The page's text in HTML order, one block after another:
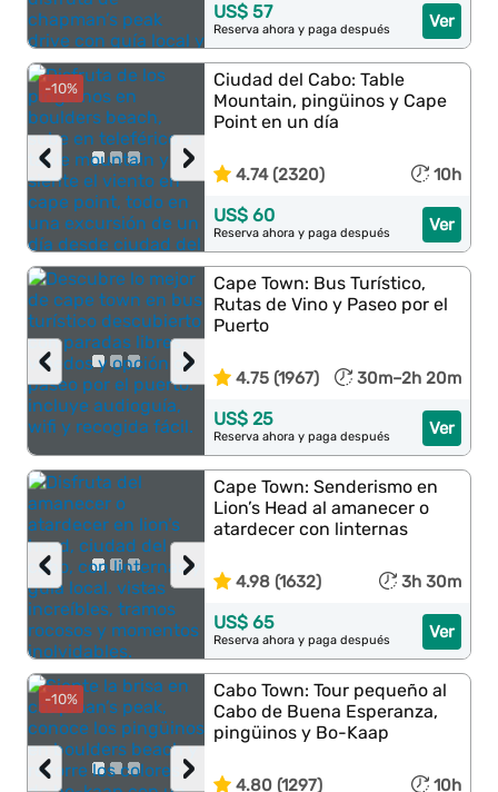
Ver
US$ 57
Reserva ahora y paga después
-10%
›
‹
Ciudad del Cabo: Table
Mountain, pingüinos y Cape
Point en un día
4.74 (2320) 10h
Ver
US$ 60
Reserva ahora y paga después
›
‹
Cape Town: Bus Turístico,
Rutas de Vino y Paseo por el
Puerto
4.75 (1967) 30m–2h 20m
Ver
US$ 25
Reserva ahora y paga después
›
‹
Cape Town: Senderismo en
Lion’s Head al amanecer o
atardecer con linternas
4.98 (1632) 3h 30m
Ver
US$ 65
Reserva ahora y paga después
-10%
›
‹
Cabo Town: Tour pequeño al
Cabo de Buena Esperanza,
pingüinos y Bo-Kaap
4.80 (1297) 10h